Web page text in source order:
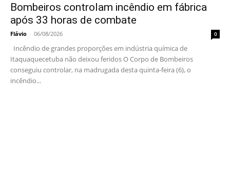
Bombeiros controlam incêndio em fábrica
após 33 horas de combate
Flávio - 06/08/2026 0
Incêndio de grandes proporções em indústria química de
Itaquaquecetuba não deixou feridos O Corpo de Bombeiros
conseguiu controlar, na madrugada desta quinta-feira (6), o
incêndio...